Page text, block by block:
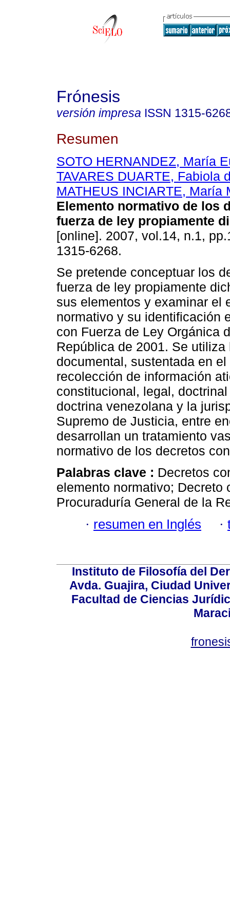
Frónesis
versión impresa ISSN 1315-
Resumen
SOTO HERNANDEZ, María
TAVARES DUARTE, Fabiola
MATHEUS INCIARTE, María
Elemento normativo de los
fuerza de ley propiamente
[online]. 2007, vol.14, n.1,
1315-6268.
Se pretende conceptuar los
fuerza de ley propiamente
sus elementos y examinar el
normativo y su identificación
con Fuerza de Ley Orgánica
República de 2001. Se
documental, sustentada en
recolección de información
constitucional, legal,
doctrina venezolana y la
Supremo de Justicia, entre
desarrollan un tratamiento
normativo de los decretos
Palabras clave : Decretos
elemento normativo; Decreto
Procuraduría General de la
· resumen en Inglés ·
Instituto de Filosofía del
Avda. Guajira, Ciudad
Facultad de Ciencias